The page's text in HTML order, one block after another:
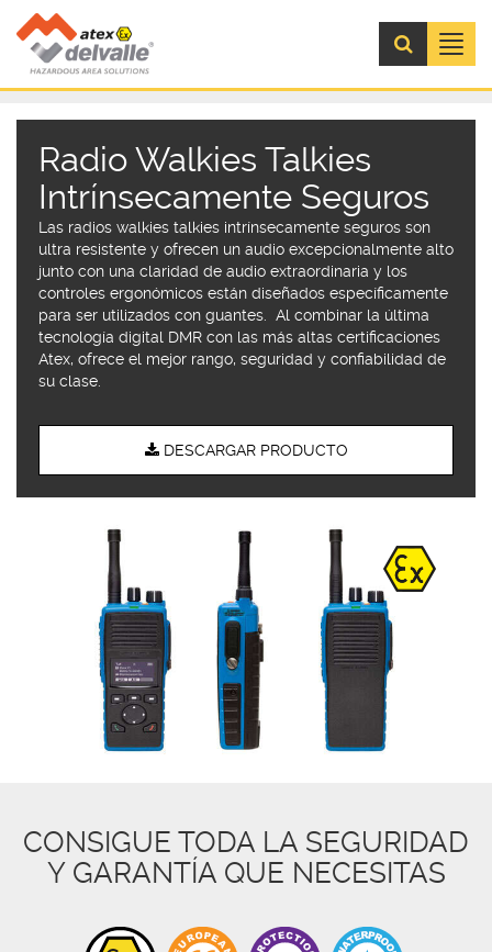
Menú
Radio Walkies Talkies
Intrínsecamente Seguros
Las radios walkies talkies intrínsecamente seguros son
ultra resistente y ofrecen un audio excepcionalmente alto
junto con una claridad de audio extraordinaria y los
controles ergonómicos están diseñados específicamente
para ser utilizados con guantes. Al combinar la última
tecnología digital DMR con las más altas certificaciones
Atex, ofrece el mejor rango, seguridad y confiabilidad de
su clase.
DESCARGAR PRODUCTO
CONSIGUE TODA LA SEGURIDAD
Y GARANTÍA QUE NECESITAS